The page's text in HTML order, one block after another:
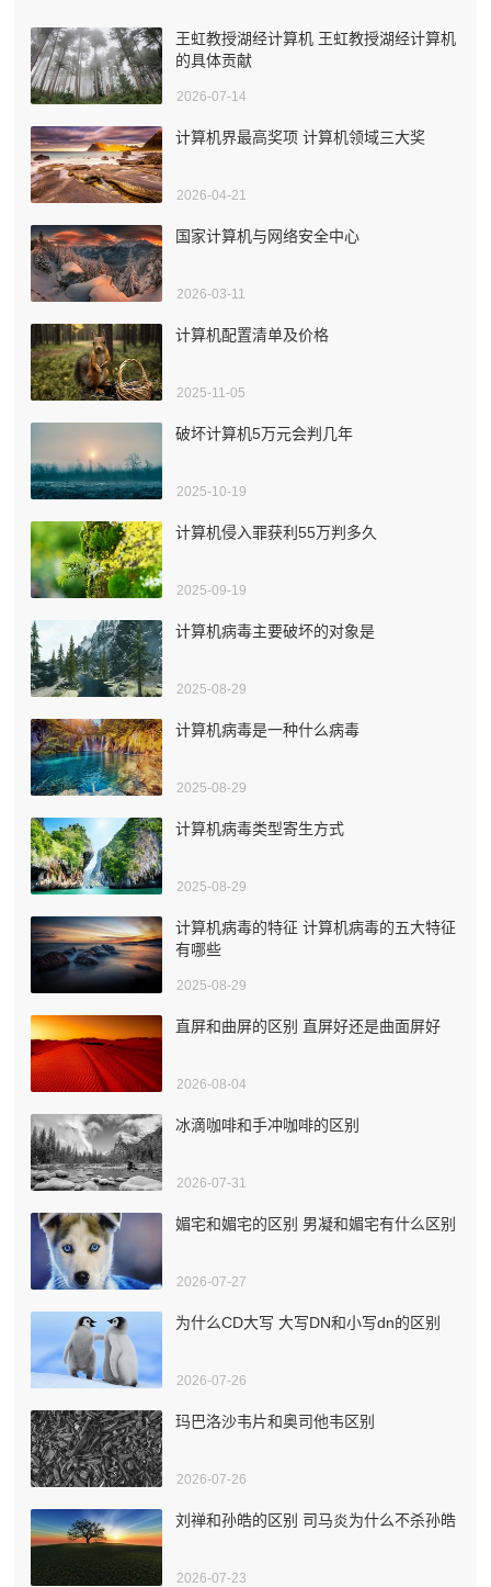
王虹教授湖经计算机 王虹教授湖经计算机
的具体贡献
2026-07-14
计算机界最高奖项 计算机领域三大奖
2026-04-21
国家计算机与网络安全中心
2026-03-11
计算机配置清单及价格
2025-11-05
破坏计算机5万元会判几年
2025-10-19
计算机侵入罪获利55万判多久
2025-09-19
计算机病毒主要破坏的对象是
2025-08-29
计算机病毒是一种什么病毒
2025-08-29
计算机病毒类型寄生方式
2025-08-29
计算机病毒的特征 计算机病毒的五大特征
有哪些
2025-08-29
直屏和曲屏的区别 直屏好还是曲面屏好
2026-08-04
冰滴咖啡和手冲咖啡的区别
2026-07-31
媚宅和媚宅的区别 男凝和媚宅有什么区别
2026-07-27
为什么CD大写 大写DN和小写dn的区别
2026-07-26
玛巴洛沙韦片和奥司他韦区别
2026-07-26
刘禅和孙皓的区别 司马炎为什么不杀孙皓
2026-07-23